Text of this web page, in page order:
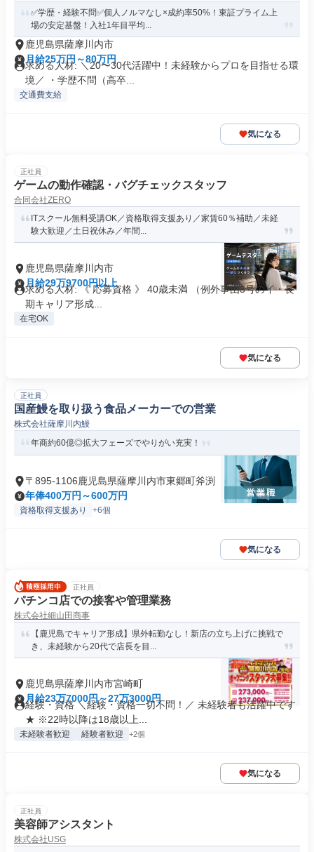
✅学歴・経験不問✅個人ノルマなし×成約率50%！東証プライム上
場の安定基盤！入社1年目平均...
鹿児島県薩摩川内市
月給25万円～80万円
求める人材: ＼20〜30代活躍中！未経験からプロを目指せる環
境／ ・学歴不問（高卒...
交通費支給
気になる
正社員
ゲームの動作確認・バグチェックスタッフ
合同会社ZERO
ITスクール無料受講OK／資格取得支援あり／家賃60％補助／未経
験大歓迎／土日祝休み／年間...
鹿児島県薩摩川内市
月給29万9700円以上
求める人材: 《 応募資格 》 40歳未満 （例外事由3号のイ・長
期キャリア形成...
在宅OK
気になる
正社員
国産鰻を取り扱う食品メーカーでの営業
株式会社薩摩川内鰻
年商約60億◎拡大フェーズでやりがい充実！
〒895-1106鹿児島県薩摩川内市東郷町斧渕
年俸400万円～600万円
資格取得支援あり +6個
気になる
正社員
パチンコ店での接客や管理業務
株式会社細山田商事
【鹿児島でキャリア形成】県外転勤なし！新店の立ち上げに挑戦で
き、未経験から20代で店長を目...
鹿児島県薩摩川内市宮崎町
月給23万7000円～27万3000円
経験・資格 ＼経験・資格一切不問！／ 未経験者も活躍中です
★ ※22時以降は18歳以上...
未経験者歓迎 経験者歓迎 +2個
気になる
正社員
美容師アシスタント
株式会社USG